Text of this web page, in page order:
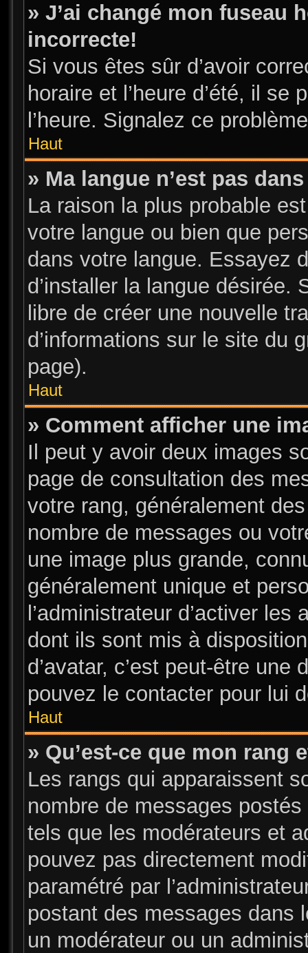
» J’ai changé mon fuseau
incorrecte!
Si vous êtes sûr d’avoir
horaire et l’heure d’été, il
l’heure. Signalez ce
Haut
» Ma langue n’est pas
La raison la plus probable
votre langue ou bien que
dans votre langue. Essayez
d’installer la langue désirée.
libre de créer une nouvelle
d’informations sur le site du
page).
Haut
» Comment afficher une
Il peut y avoir deux images
page de consultation des
votre rang, généralement
nombre de messages ou
une image plus grande,
généralement unique et
l’administrateur d’activer
dont ils sont mis à
d’avatar, c’est peut-être une
pouvez le contacter pour lui
Haut
» Qu’est-ce que mon rang
Les rangs qui apparaissent
nombre de messages
tels que les modérateurs et
pouvez pas directement
paramétré par
postant des messages dans
un modérateur ou un